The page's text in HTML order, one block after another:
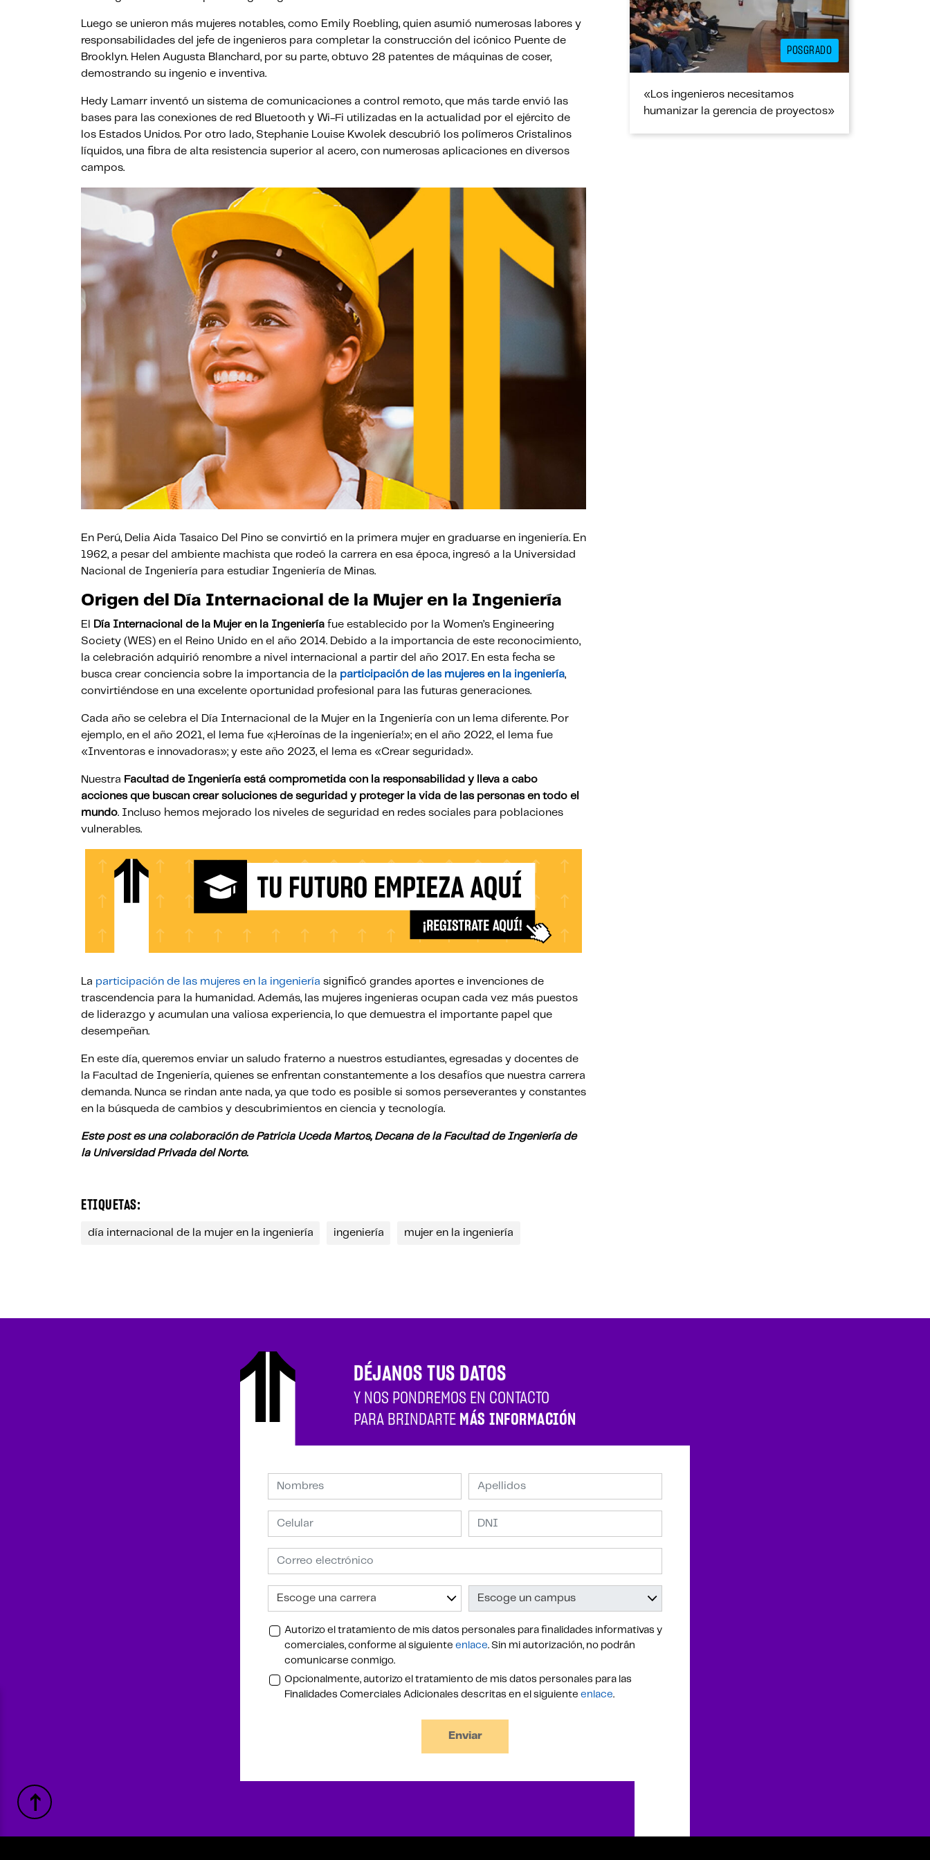
Luego se unieron más mujeres notables, como Emily Roebling, quien asumió numerosas labores y
responsabilidades del jefe de ingenieros para completar la construcción del icónico Puente de
Brooklyn. Helen Augusta Blanchard, por su parte, obtuvo 28 patentes de máquinas de coser,
demostrando su ingenio e inventiva.
Hedy Lamarr inventó un sistema de comunicaciones a control remoto, que más tarde envió las
bases para las conexiones de red Bluetooth y Wi-Fi utilizadas en la actualidad por el ejército de
los Estados Unidos. Por otro lado, Stephanie Louise Kwolek descubrió los polímeros Cristalinos
líquidos, una fibra de alta resistencia superior al acero, con numerosas aplicaciones en diversos
campos.
En Perú, Delia Aida Tasaico Del Pino se convirtió en la primera mujer en graduarse en ingeniería. En
1962, a pesar del ambiente machista que rodeó la carrera en esa época, ingresó a la Universidad
Nacional de Ingeniería para estudiar Ingeniería de Minas.
Origen del Día Internacional de la Mujer en la Ingeniería
El Día Internacional de la Mujer en la Ingeniería fue establecido por la Women’s Engineering
Society (WES) en el Reino Unido en el año 2014. Debido a la importancia de este reconocimiento,
la celebración adquirió renombre a nivel internacional a partir del año 2017. En esta fecha se
busca crear conciencia sobre la importancia de la participación de las mujeres en la ingeniería,
convirtiéndose en una excelente oportunidad profesional para las futuras generaciones.
Cada año se celebra el Día Internacional de la Mujer en la Ingeniería con un lema diferente. Por
ejemplo, en el año 2021, el lema fue «¡Heroínas de la ingeniería!»; en el año 2022, el lema fue
«Inventoras e innovadoras»; y este año 2023, el lema es «Crear seguridad».
Nuestra Facultad de Ingeniería está comprometida con la responsabilidad y lleva a cabo
acciones que buscan crear soluciones de seguridad y proteger la vida de las personas en todo el
mundo. Incluso hemos mejorado los niveles de seguridad en redes sociales para poblaciones
vulnerables.
La participación de las mujeres en la ingeniería significó grandes aportes e invenciones de
trascendencia para la humanidad. Además, las mujeres ingenieras ocupan cada vez más puestos
de liderazgo y acumulan una valiosa experiencia, lo que demuestra el importante papel que
desempeñan.
En este día, queremos enviar un saludo fraterno a nuestros estudiantes, egresadas y docentes de
la Facultad de Ingeniería, quienes se enfrentan constantemente a los desafíos que nuestra carrera
demanda. Nunca se rindan ante nada, ya que todo es posible si somos perseverantes y constantes
en la búsqueda de cambios y descubrimientos en ciencia y tecnología.
Este post es una colaboración de Patricia Uceda Martos, Decana de la Facultad de Ingeniería de
la Universidad Privada del Norte.
ETIQUETAS:
día internacional de la mujer en la ingeniería ingeniería mujer en la ingeniería
POSGRADO
«Los ingenieros necesitamos
humanizar la gerencia de proyectos»
DÉJANOS TUS DATOS
Y NOS PONDREMOS EN CONTACTO
PARA BRINDARTE MÁS INFORMACIÓN
Autorizo el tratamiento de mis datos personales para finalidades informativas y
comerciales, conforme al siguiente enlace. Sin mi autorización, no podrán
comunicarse conmigo.
Opcionalmente, autorizo el tratamiento de mis datos personales para las
Finalidades Comerciales Adicionales descritas en el siguiente enlace.
Enviar